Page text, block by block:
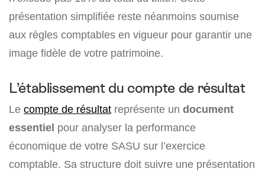
présentation simplifiée reste néanmoins soumise
aux règles comptables en vigueur pour garantir une
image fidèle de votre patrimoine.
L’établissement du compte de résultat
Le compte de résultat représente un document
essentiel pour analyser la performance
économique de votre SASU sur l’exercice
comptable. Sa structure doit suivre une présentation